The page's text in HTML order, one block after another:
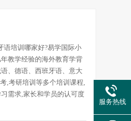
语培训哪家好?易学国际小
教学经验的海外教育学背
、德语、西班牙语、意大
,考研培训等多个培训课程,
需求,家长和学员的认可度
服务热线